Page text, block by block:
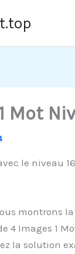
Mot
le niveau
montrons
4 Images 1
la solution